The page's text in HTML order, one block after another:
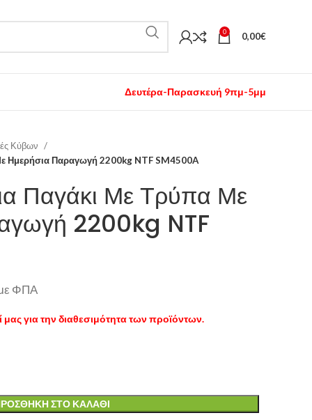
0 0,00€
Δευτέρα-Παρασκευή 9πμ-5μμ
Κύβων
Ημερήσια Παραγωγή 2200kg NTF SM4500A
Παγάκι Με Τρύπα Με
2200kg NTF
ΦΠΑ
για την διαθεσιμότητα των προϊόντων.
ΣΤΟ ΚΑΛΆΘΙ